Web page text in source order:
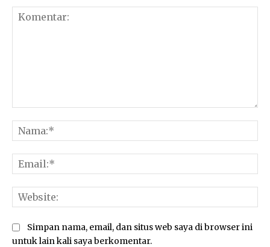
Simpan nama, email, dan situs web saya di browser ini
untuk lain kali saya berkomentar.